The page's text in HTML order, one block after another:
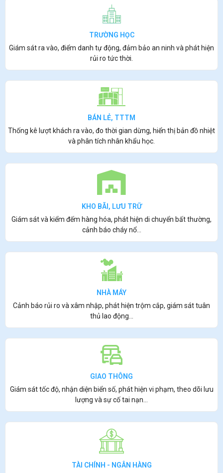
TRƯỜNG HỌC
Giám sát ra vào, điểm danh tự động, đảm bảo an ninh và phát hiện
rủi ro tức thời.
BÁN LẺ, TTTM
Thống kê lượt khách ra vào, đo thời gian dừng, hiển thị bản đồ nhiệt
và phân tích nhân khẩu học.
KHO BÃI, LƯU TRỮ
Giám sát và kiểm đếm hàng hóa, phát hiện di chuyển bất thường,
cảnh báo cháy nổ…
NHÀ MÁY
Cảnh báo rủi ro và xâm nhập, phát hiện trộm cắp, giám sát tuân
thủ lao động…
GIAO THÔNG
Giám sát tốc độ, nhận diện biển số, phát hiện vi phạm, theo dõi lưu
lượng và sự cố tai nạn…
TÀI CHÍNH - NGÂN HÀNG